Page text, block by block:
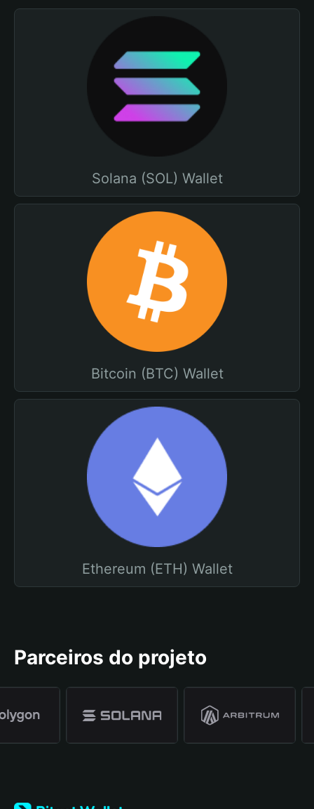
Solana (SOL) Wallet
Bitcoin (BTC) Wallet
Ethereum (ETH) Wallet
Parceiros do projeto